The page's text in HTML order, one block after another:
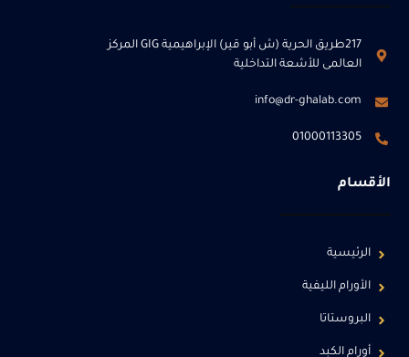
217طريق الحرية (ش أبو قير) الإبراهيمية GIG المركز
العالمى للأشعة التداخلية
info@dr-ghalab.com
01000113305
الأقسام
الرئيسية
الأورام الليفية
البروستاتا
أورام الكبد